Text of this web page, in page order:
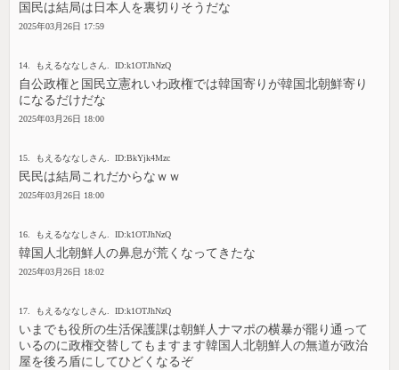
国民は結局は日本人を裏切りそうだな
2025年03月26日 17:59
14. もえるななしさん. ID:k1OTJhNzQ
自公政権と国民立憲れいわ政権では韓国寄りが韓国北朝鮮寄り
になるだけだな
2025年03月26日 18:00
15. もえるななしさん. ID:BkYjk4Mzc
民民は結局これだからなｗｗ
2025年03月26日 18:00
16. もえるななしさん. ID:k1OTJhNzQ
韓国人北朝鮮人の鼻息が荒くなってきたな
2025年03月26日 18:02
17. もえるななしさん. ID:k1OTJhNzQ
いまでも役所の生活保護課は朝鮮人ナマポの横暴が罷り通って
いるのに政権交替してもますます韓国人北朝鮮人の無道が政治
屋を後ろ盾にしてひどくなるぞ